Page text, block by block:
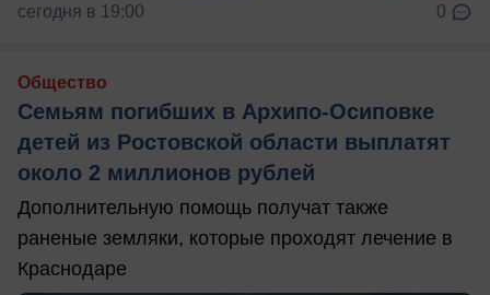
сегодня в 19:00 0
Общество
Семьям погибших в Архипо-Осиповке
детей из Ростовской области выплатят
около 2 миллионов рублей
Дополнительную помощь получат также
раненые земляки, которые проходят лечение в
Краснодаре